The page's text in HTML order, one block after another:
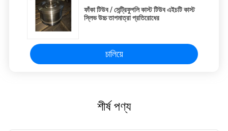
ফাঁকা টিউব / সেন্ট্রিফুগলি কাস্ট টিউব এইচটি কাস্ট
স্লিভ উচ্চ তাপমাত্রা প্রতিরোধের
চালিয়ে
শীর্ষ পণ্য